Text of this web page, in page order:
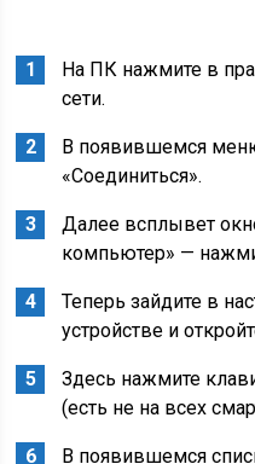
На ПК нажмите в
сети.
В появившемся
«Соединиться».
Далее всплывет
компьютер» —
Теперь зайдите в
устройстве и
Здесь нажмите
(есть не на всех
В появившемся